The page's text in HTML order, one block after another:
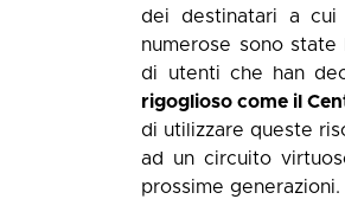
dei destinatari a cui
numerose sono
di utenti che han
rigoglioso come il
di utilizzare queste
ad un circuito
prossime generazioni.